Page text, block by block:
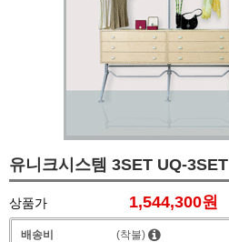
유니크시스템 3SET UQ-3SET
상품가 1,544,300원
배송비 (착불)